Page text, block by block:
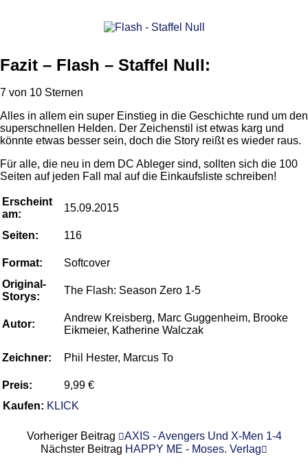
Fazit – Flash – Staffel Null:
7 von 10 Sternen
Alles in allem ein super Einstieg in die Geschichte rund um den
superschnellen Helden. Der Zeichenstil ist etwas karg und
könnte etwas besser sein, doch die Story reißt es wieder raus.
Für alle, die neu in dem DC Ableger sind, sollten sich die 100
Seiten auf jeden Fall mal auf die Einkaufsliste schreiben!
Erscheint
am:
15.09.2015
Seiten: 116
Format:
Softcover
Original-
Storys:
The Flash: Season Zero 1-5
Autor:
Andrew Kreisberg, Marc Guggenheim, Brooke
Eikmeier, Katherine Walczak
Zeichner: Phil Hester, Marcus To
Preis:
9,99 €
Kaufen: KLICK
Vorheriger Beitrag
AXIS - Avengers Und X-Men 1-4
Nächster Beitrag HAPPY ME - Moses. Verlag